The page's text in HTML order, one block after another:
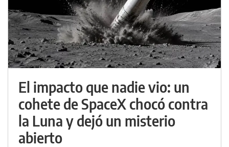
El impacto que nadie vio: un
cohete de SpaceX chocó contra
la Luna y dejó un misterio
abierto